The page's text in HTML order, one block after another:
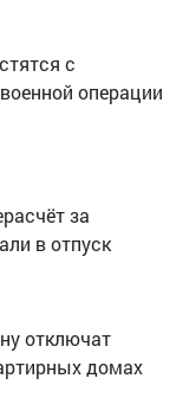
с
операции
за
в отпуск
отключат
домах